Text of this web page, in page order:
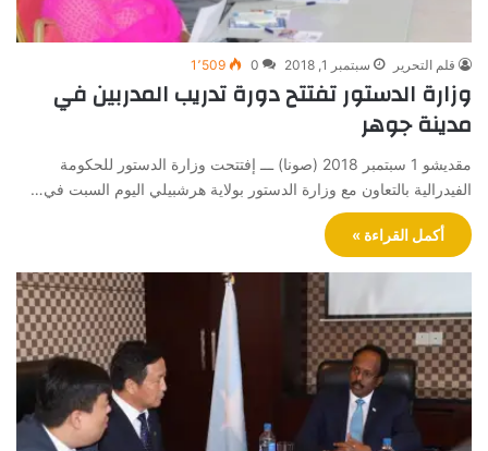
قلم التحرير سبتمبر 1, 2018 0 1٬509
وزارة الدستور تفتتح دورة تدريب المدربين في
مدينة جوهر
مقديشو 1 سبتمبر 2018 (صونا) ـــ إفتتحت وزارة الدستور للحكومة
الفيدرالية بالتعاون مع وزارة الدستور بولاية هرشبيلي اليوم السبت في…
أكمل القراءة »